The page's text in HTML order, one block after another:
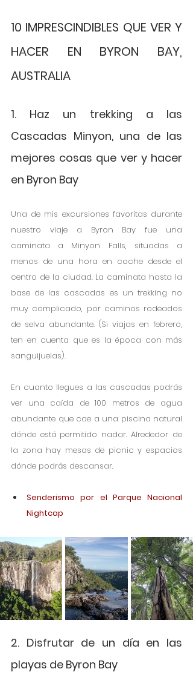
10 IMPRESCINDIBLES QUE VER Y
HACER EN BYRON BAY,
AUSTRALIA
1. Haz un trekking a las
Cascadas Minyon, una de las
mejores cosas que ver y hacer
en Byron Bay
Una de mis excursiones favoritas durante
nuestro viaje a Byron Bay fue una
caminata a Minyon Falls, situadas a
menos de una hora en coche desde el
centro de la ciudad. La caminata hasta la
base de las cascadas es un trekking no
muy complicado, por caminos rodeados
de selva abundante. (Si viajas en febrero,
ten en cuenta que es la época con más
sanguijuelas).
En cuanto llegues a las cascadas podrás
ver una caída de 100 metros de agua
abundante que cae a una piscina natural
dónde está permitido nadar. Alrededor de
la zona hay mesas de picnic y espacios
dónde podrás descansar.
Senderismo por el Parque Nacional
Nightcap
2. Disfrutar de un día en las
playas de Byron Bay